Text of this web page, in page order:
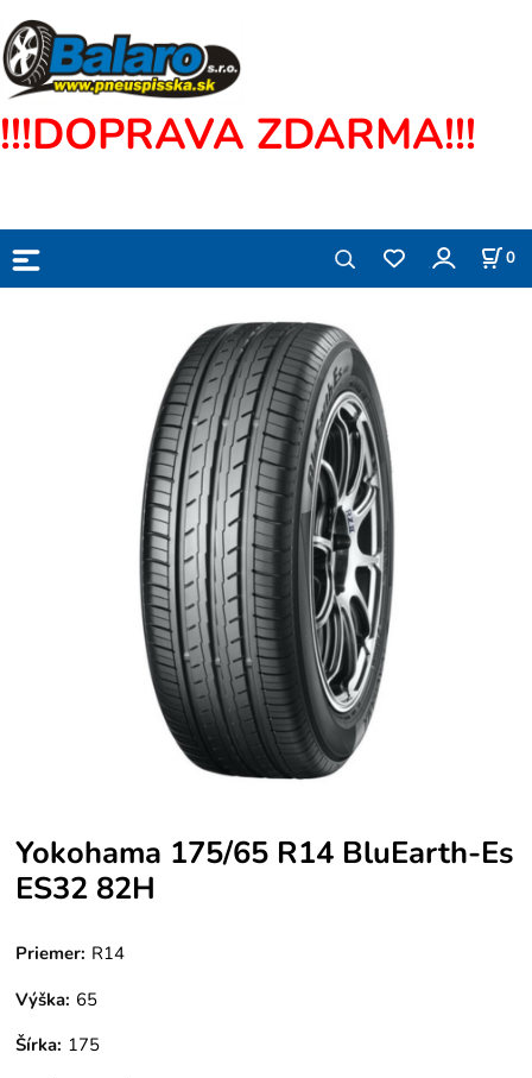
!!!DOPRAVA ZDARMA!!!
0
Yokohama 175/65 R14 BluEarth-Es
ES32 82H
Priemer: R14
Výška: 65
Šírka: 175